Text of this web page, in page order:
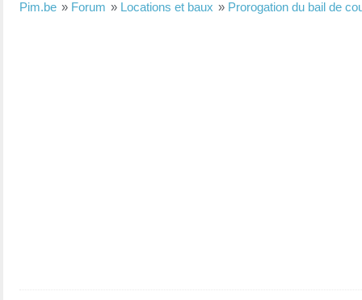
Pim.be » Forum » Locations et baux » Prorogation du bail de